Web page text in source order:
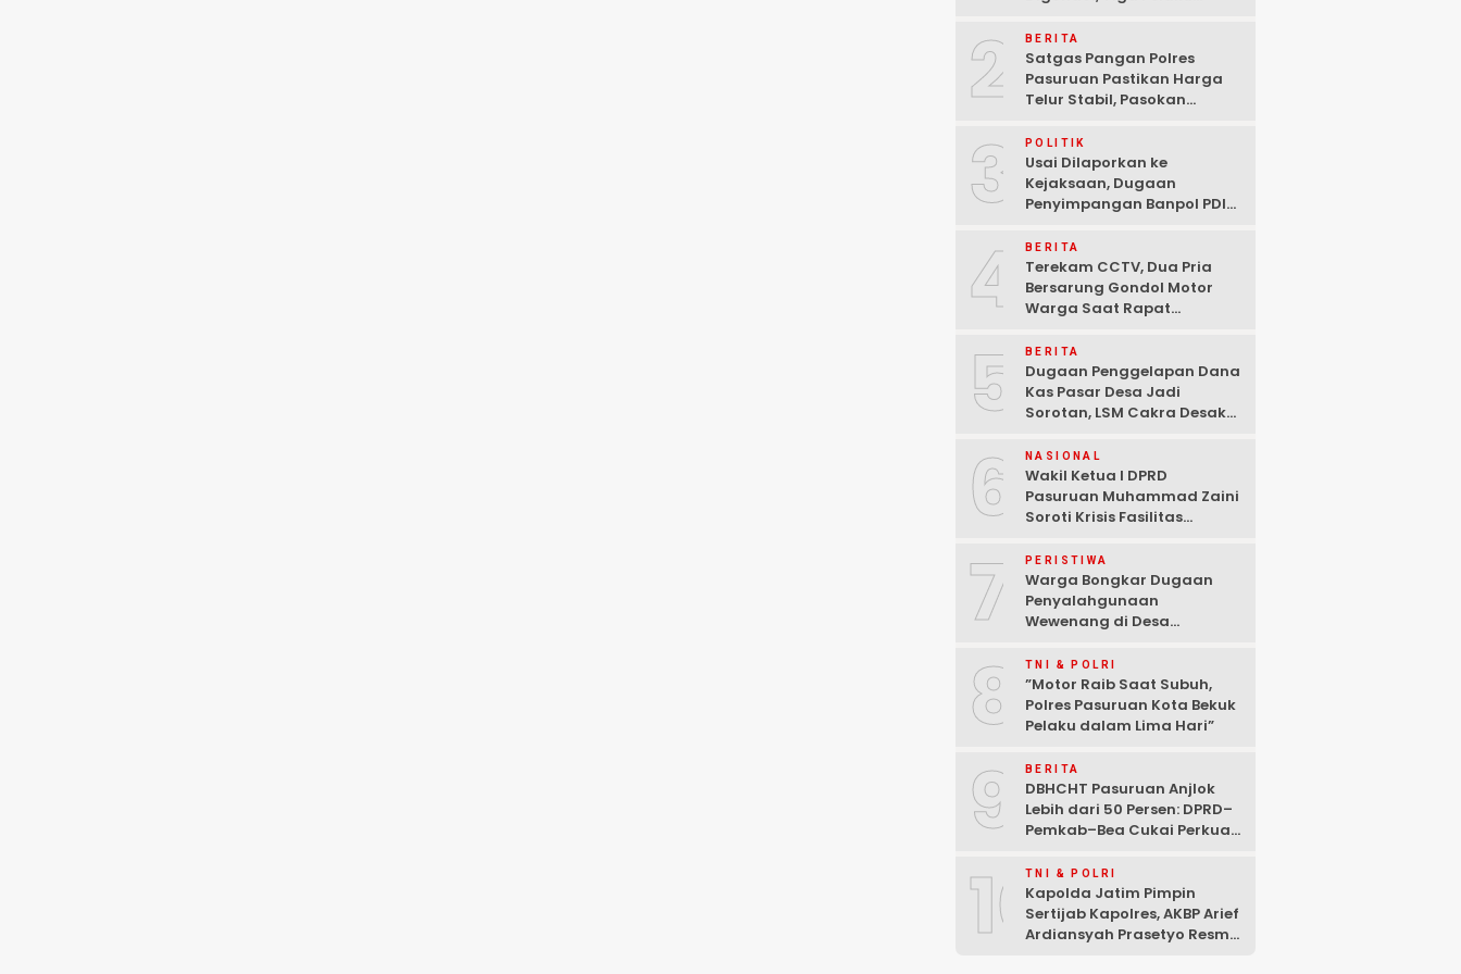
Pasuruan
2 BERITA
Satgas Pangan Polres
Pasuruan Pastikan Harga
Telur Stabil, Pasokan
Kekhawatiran Fluktuasi
3 POLITIK
Usai Dilaporkan ke
Kejaksaan, Dugaan
Penyimpangan Banpol PDIP
Tuntas “6 Eks Ketua PAC
Cabut Laporan”
4 BERITA
Terekam CCTV, Dua Pria
Bersarung Gondol Motor
Warga Saat Rapat
5 BERITA
Dugaan Penggelapan Dana
Kas Pasar Desa Jadi
Sorotan, LSM Cakra Desak
6 NASIONAL
Wakil Ketua I DPRD
Pasuruan Muhammad Zaini
Soroti Krisis Fasilitas
Anggaran
7 PERISTIWA
Warga Bongkar Dugaan
Penyalahgunaan
Wewenang di Desa
Mencuat
8 TNI & POLRI
‎”Motor Raib Saat Subuh,
Polres Pasuruan Kota Bekuk
Pelaku dalam Lima Hari” ‎
9 BERITA
DBHCHT Pasuruan Anjlok
Lebih dari 50 Persen: DPRD–
Pemkab–Bea Cukai Perkuat
Rokok Ilegal
10TNI & POLRI
Kapolda Jatim Pimpin
Sertijab Kapolres, AKBP Arief
Ardiansyah Prasetyo Resmi